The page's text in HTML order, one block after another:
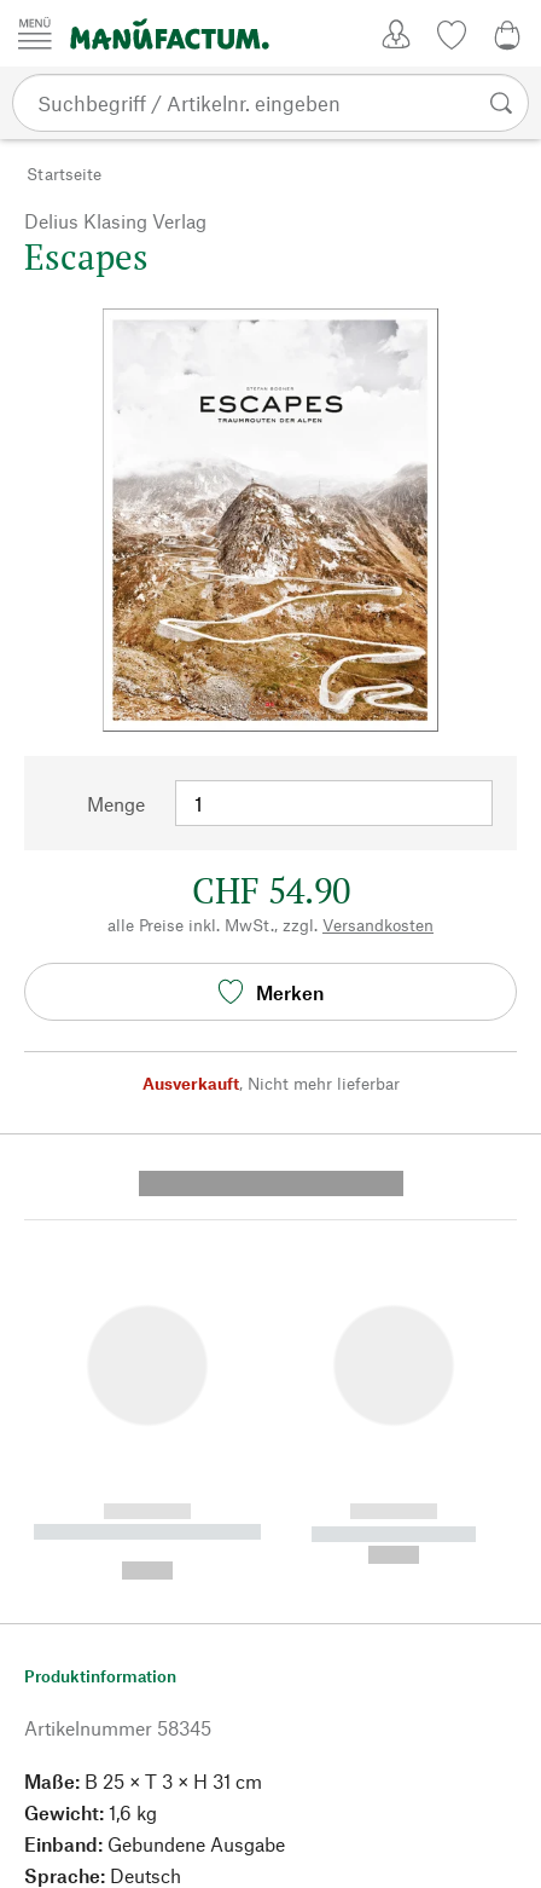
Zum Inhalt springen
Startseite
Delius Klasing Verlag
Escapes
Menge
CHF 54.90
alle Preise inkl. MwSt., zzgl. Versandkosten
Merken
Ausverkauft, Nicht mehr lieferbar
------------
----------- ----------- --------
------------
----------- -----------
Produktinformation
Artikelnummer 58345
Maße: B 25 × T 3 × H 31 cm
Gewicht: 1,6 kg
Einband: Gebundene Ausgabe
Sprache: Deutsch